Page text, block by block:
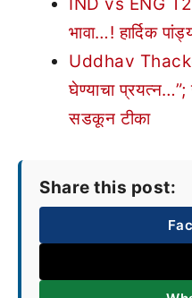
भावा…! हार्दिक
Uddhav
घेण्याचा
सडकून टीका
Share this post: